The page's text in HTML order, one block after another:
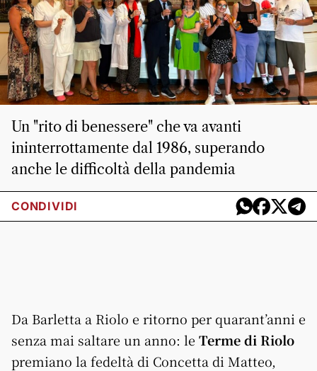
Un "rito di benessere" che va avanti
ininterrottamente dal 1986, superando
anche le difficoltà della pandemia
CONDIVIDI
Da Barletta a Riolo e ritorno per quarant’anni e
senza mai saltare un anno: le Terme di Riolo
premiano la fedeltà di Concetta di Matteo,